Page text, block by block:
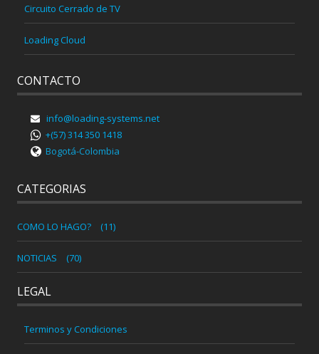
Circuito Cerrado de TV
Loading Cloud
CONTACTO
info@loading-systems.net
+(57) 314 350 1418
Bogotá-Colombia
CATEGORIAS
COMO LO HAGO? (11)
NOTICIAS (70)
LEGAL
Terminos y Condiciones